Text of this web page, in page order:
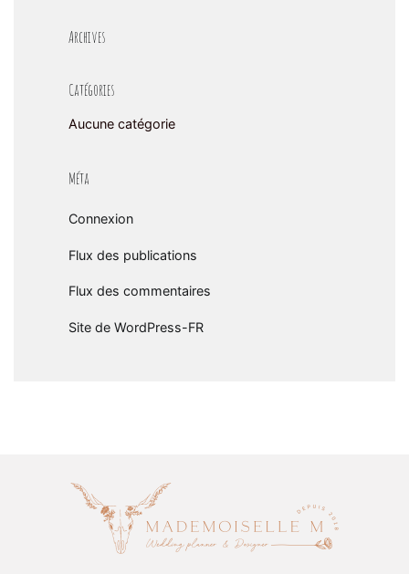
Archives
Catégories
Aucune catégorie
Méta
Connexion
Flux des publications
Flux des commentaires
Site de WordPress-FR